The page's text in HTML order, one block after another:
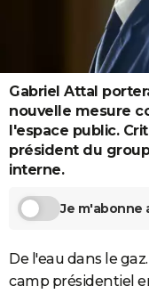
GUIDES D'ACHAT
BONS PLANS
CARTE DE VOEUX
Carte Bonne année
Carte Saint-Valentin
Carte Pâques
Carte d'anniversaire
DICTIONNAIRE
Dictionnaire
Biographies
Citations
Expressions
Proverbes
PROGRAMME TV
AVIS DE DÉCÈS
Gabriel Attal
nouvelle mesure
l'espace public.
président du
interne.
Je m'abonne
De l'eau dans le
camp présidentiel